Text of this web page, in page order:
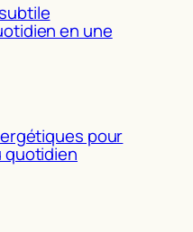
en une
pour
quotidien